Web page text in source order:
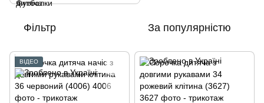
Фільтр За популярністю
ВІДЕО